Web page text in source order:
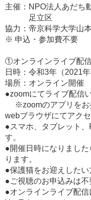
主催：NPO法人あだち
足立区
協力：帝京科学大学山
※ 申込・参加費不要
①オンラインライブ配
日時：令和3年（2021
場所：オンライン開催
●zoomにてライブ配信
※zoomのアプリをお
webブラウザにてアクセ
●スマホ、タブレット
す。
●開催日時になりまし
ります。
●保護猫をお迎えしたい
●ご視聴のお申込みは不
●オンラインライブ配